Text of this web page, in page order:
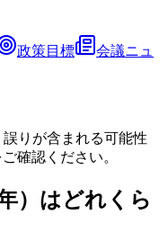
政策目標
会議ニュ
りが含まれる可能性
ご確認ください。
）はどれくら